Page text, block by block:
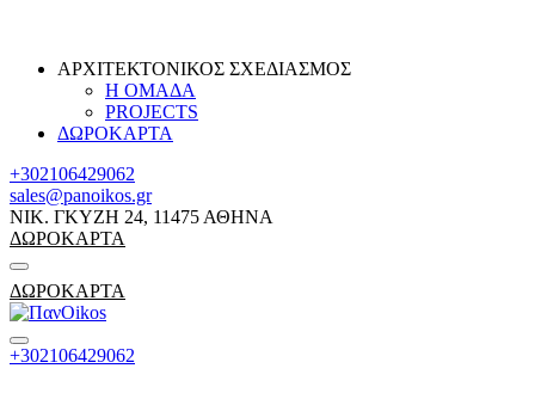
ΑΡΧΙΤΕΚΤΟΝΙΚΟΣ ΣΧΕΔΙΑΣΜΟΣ
Η ΟΜΑΔΑ
PROJECTS
ΔΩΡΟΚΑΡΤΑ
+302106429062
sales@panoikos.gr
ΝΙΚ. ΓΚΥΖΗ 24, 11475 ΑΘΗΝΑ
ΔΩΡΟΚΑΡΤΑ
ΔΩΡΟΚΑΡΤΑ
+302106429062